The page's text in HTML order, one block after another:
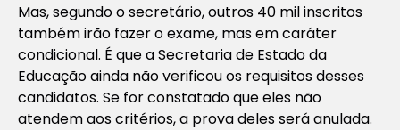
Mas, segundo o secretário, outros 40 mil inscritos
também irão fazer o exame, mas em caráter
condicional. É que a Secretaria de Estado da
Educação ainda não verificou os requisitos desses
candidatos. Se for constatado que eles não
atendem aos critérios, a prova deles será anulada.